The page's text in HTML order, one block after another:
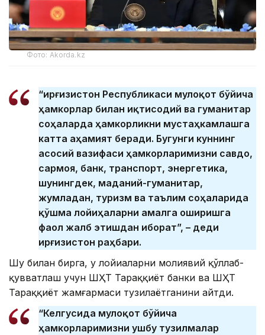
Фото: Аkorda.kz
“Қирғизистон Республикаси мулоқот бўйича
ҳамкорлар билан иқтисодий ва гуманитар
соҳаларда ҳамкорликни мустаҳкамлашга
катта аҳамият беради. Бугунги куннинг
асосий вазифаси ҳамкорларимизни савдо,
сармоя, банк, транспорт, энергетика,
шунингдек, маданий-гуманитар,
жумладан, туризм ва таълим соҳаларида
қўшма лойиҳаларни амалга оширишга
фаол жалб этишдан иборат”, – деди
Қирғизистон раҳбари.
Шу билан бирга, у лойиҳаларни молиявий қўллаб-
қувватлаш учун ШҲТ Тараққиёт банки ва ШҲТ
Тараққиёт жамғармаси тузилаётганини айтди.
“Келгусида мулоқот бўйича
ҳамкорларимизни ушбу тузилмалар